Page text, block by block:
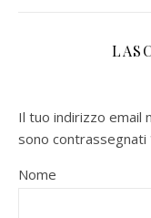
Il tuo indirizzo email
sono contrassegnati
Nome